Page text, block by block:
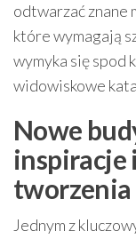
odtwarzać znane
które wymagają
wymyka się spod
widowiskowe
Nowe
inspiracje
tworzenia
Jednym z